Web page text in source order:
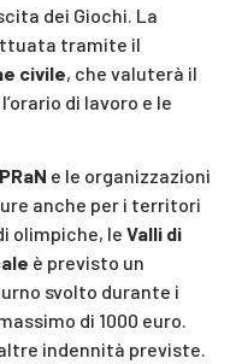
dei Giochi. La
tramite il
civile, che valuterà il
di lavoro e le
e le organizzazioni
anche per i territori
olimpiche, le Valli di
è previsto un
svolto durante i
di 1000 euro.
indennità previste.